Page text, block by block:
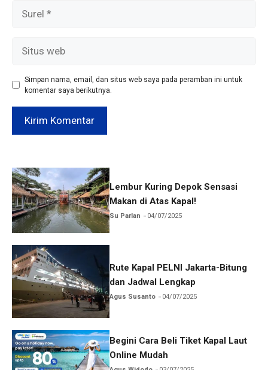
web
Simpan nama, email, dan situs web saya pada peramban ini untuk
komentar saya berikutnya.
Lembur Kuring Depok Sensasi
Makan di Atas Kapal!
Su Parlan 04/07/2025
Rute Kapal PELNI Jakarta-Bitung
dan Jadwal Lengkap
Agus Susanto 04/07/2025
Begini Cara Beli Tiket Kapal Laut
Online Mudah